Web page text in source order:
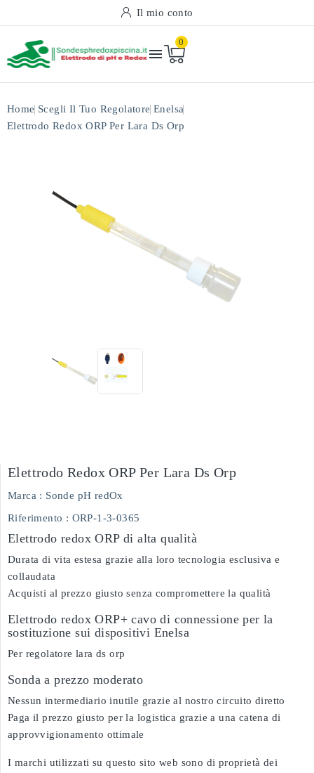
Il mio conto

0
Home Scegli Il Tuo Regolatore Enelsa
Elettrodo Redox ORP Per Lara Ds Orp
Elettrodo Redox ORP Per Lara Ds Orp
Marca : Sonde pH redOx
Riferimento : ORP-1-3-0365
Elettrodo redox ORP di alta qualità
Durata di vita estesa grazie alla loro tecnologia esclusiva e
collaudata
Acquisti al prezzo giusto senza compromettere la qualità
Elettrodo redox ORP+ cavo di connessione per la
sostituzione sui dispositivi Enelsa
Per regolatore lara ds orp
Sonda a prezzo moderato
Nessun intermediario inutile grazie al nostro circuito diretto
Paga il prezzo giusto per la logistica grazie a una catena di
approvvigionamento ottimale
I marchi utilizzati su questo sito web sono di proprietà dei